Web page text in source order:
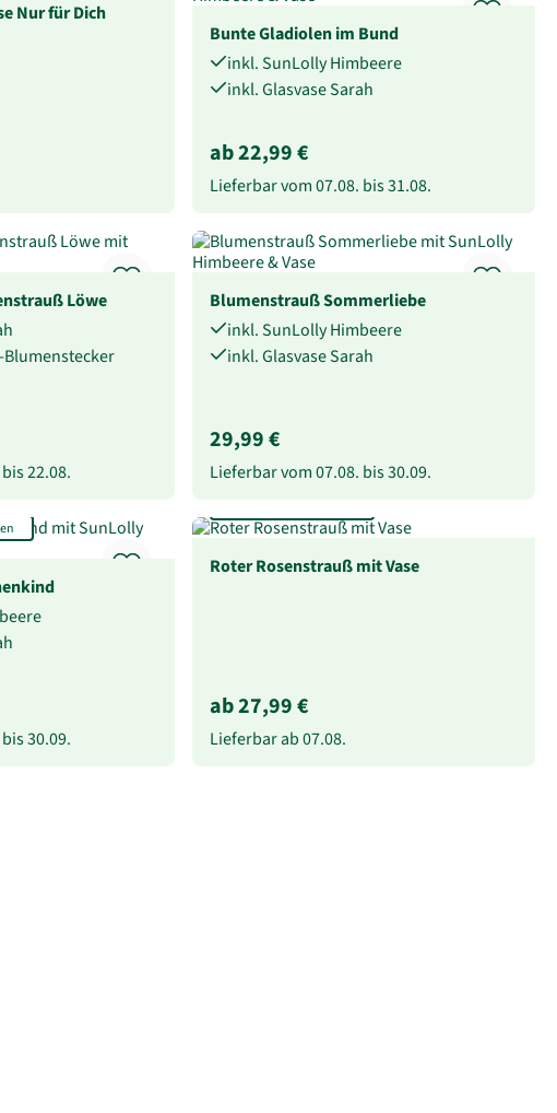
Nur für Dich
Bunte Gladiolen im Bund
inkl. SunLolly Himbeere
inkl. Glasvase Sarah
ab 22,99 €
Lieferbar vom07.08. bis31.08.
Löwe
bis22.08.
Blumenstrauß Sommerliebe
inkl. SunLolly Himbeere
inkl. Glasvase Sarah
29,99 €
Lieferbar vom07.08. bis30.09.
bis30.09.
Roter Rosenstrauß mit Vase
ab 27,99 €
Lieferbar ab07.08.